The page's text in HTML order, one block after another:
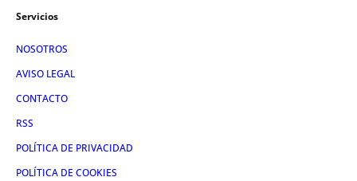
Servicios
NOSOTROS
AVISO LEGAL
CONTACTO
RSS
POLÍTICA DE PRIVACIDAD
POLÍTICA DE COOKIES